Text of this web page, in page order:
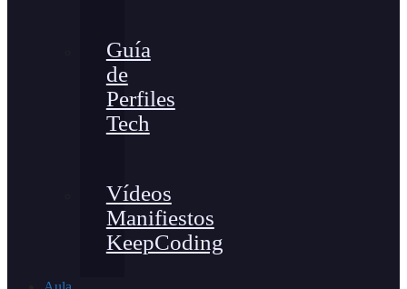
Guía
de
Perfiles
Tech
Vídeos
Manifiestos
KeepCoding